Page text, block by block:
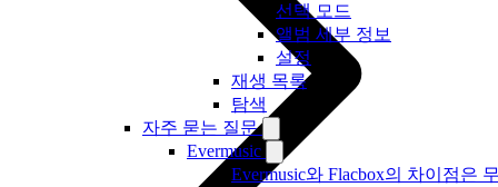
선택 모드
앨범 세부 정보
설정
재생 목록
탐색
자주 묻는 질문
Evermusic
Evermusic와 Flacbox의 차이점은